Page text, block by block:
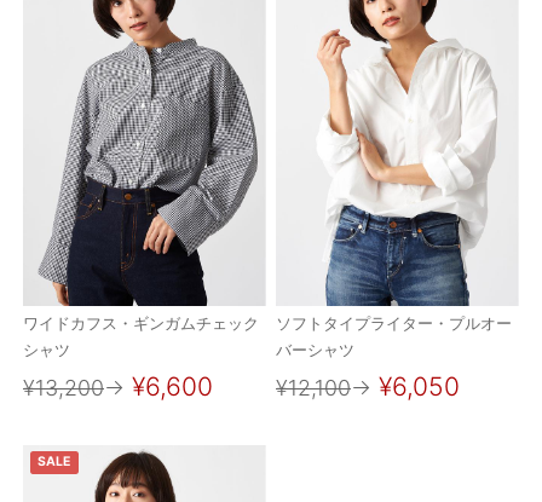
ワイドカフス・ギンガムチェック
シャツ
¥13,200→ ¥6,600
ソフトタイプライター・プルオー
バーシャツ
¥12,100→ ¥6,050
SALE